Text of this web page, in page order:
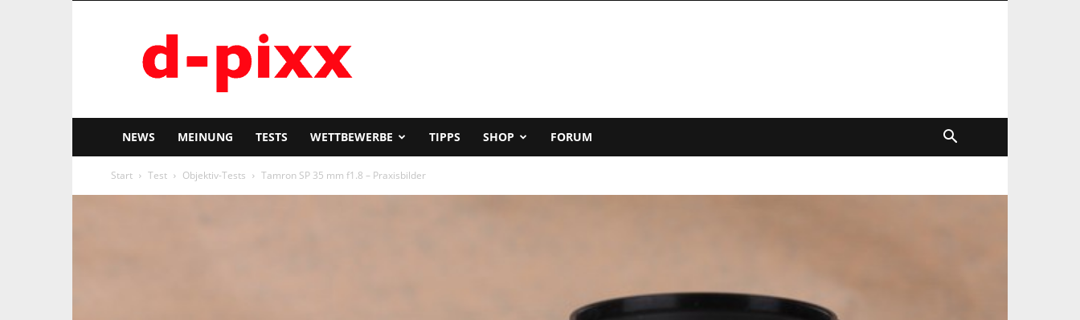
pixx
NEWS MEINUNG TESTS WETTBEWERBE TIPPS SHOP FORUM
Start Test Objektiv-Tests Tamron SP 35 mm f1.8 – Praxisbilder